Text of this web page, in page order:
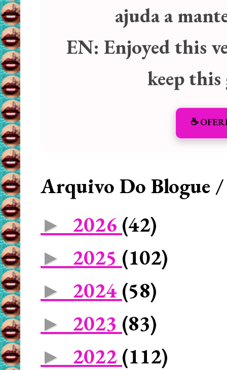
ajuda a
EN: Enjoyed this
keep
☕️
Arquivo Do Blogue
► 2026 (42)
► 2025 (102)
► 2024 (58)
► 2023 (83)
► 2022 (112)